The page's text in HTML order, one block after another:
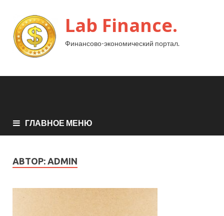
Lab Finance.
Финансово-экономический портал.
ГЛАВНОЕ МЕНЮ
АВТОР: ADMIN